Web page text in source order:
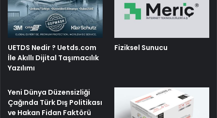
UETDS Nedir ? Uetds.com
İle Akıllı Dijital Taşımacılık
Yazılımı
Fiziksel Sunucu
Yeni Dünya Düzensizliği
Çağında Türk Dış Politikası
ve Hakan Fidan Faktörü